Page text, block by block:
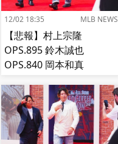
12/02 18:35 MLB NEWS
【悲報】村上宗隆
OPS.895 鈴木誠也
OPS.840 岡本和真
OPS.740←これ